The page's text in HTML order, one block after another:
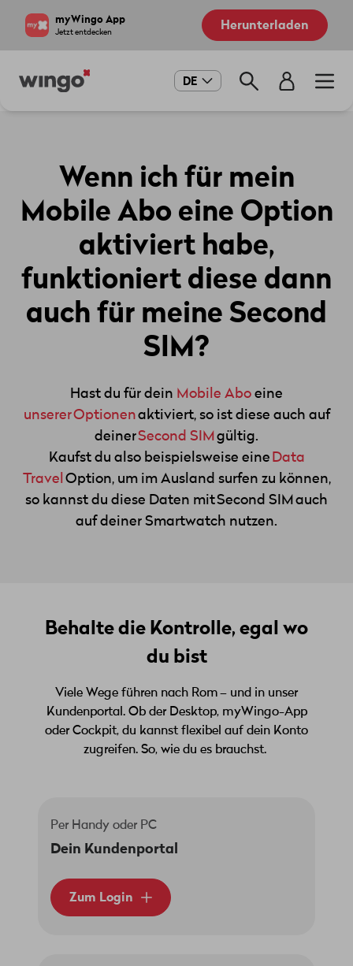
myWingo App
Jetzt entdecken Herunterladen
Main
DE
Wenn ich für mein
Mobile Abo eine Option
aktiviert habe,
funktioniert diese dann
auch für meine Second
SIM?
Hast du für dein Mobile Abo eine
unserer Optionenaktiviert, so ist diese auch auf
deinerSecond SIM gültig.
Kaufst du also beispielsweise eine Data
Travel Option, um im Ausland surfen zu können,
so kannst du diese Daten mit Second SIM auch
auf deiner Smartwatch nutzen.
Behalte die Kontrolle, egal wo
du bist
Viele Wege führen nach Rom – und in unser
Kundenportal. Ob der Desktop, myWingo-App
oder Cockpit, du kannst flexibel auf dein Konto
zugreifen. So, wie du es brauchst.
Per Handy oder PC
Dein Kundenportal
Zum Login